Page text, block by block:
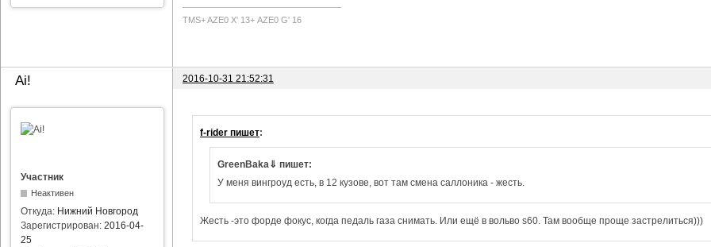
TMS+ AZE0 Х' 13+ AZE0 G' 16
Ai! 2016-10-31 21:52:31
Участник
Неактивен
Откуда: Нижний Новгород
Зарегистрирован: 2016-04-
25
f-rider пишет:
GreenBaka⇓ пишет:
У меня вингроуд есть, в 12 кузове, вот там смена саллоника - жесть.
Жесть -это форде фокус, когда педаль газа снимать. Или ещё в вольво s60. Там вообще проще застрелиться)))